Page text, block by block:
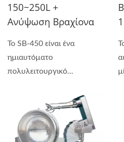
150~250L +
Ανύψωση Βραχίονα
Το SB-450 είναι ένα
ημιαυτόματο
πολυλειτουργικό